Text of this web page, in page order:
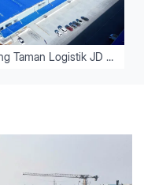
Gudang Taman Logistik JD di Luoyang